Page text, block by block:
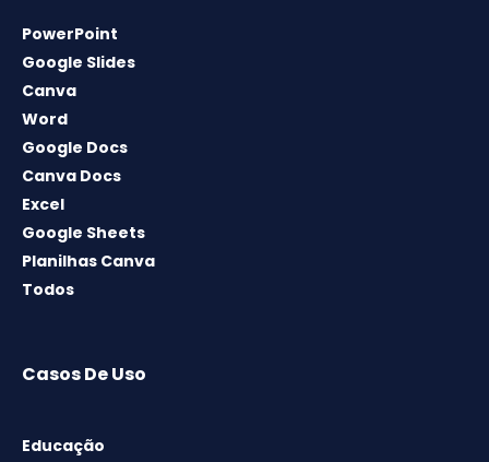
PowerPoint
Google Slides
Canva
Word
Google Docs
Canva Docs
Excel
Google Sheets
Planilhas Canva
Todos
Casos De Uso
Educação